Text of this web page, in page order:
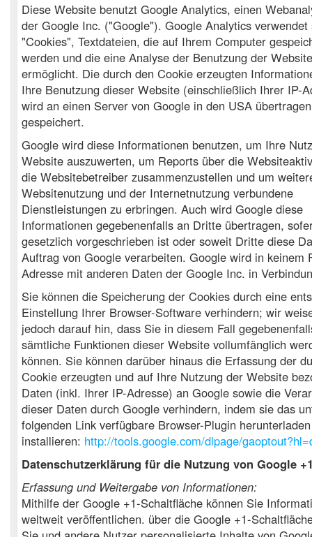
Diese Website benutzt Google Analytics, einen
der Google Inc. ("Google"). Google Analytics verwendet
"Cookies", Textdateien, die auf Ihrem Computer
werden und die eine Analyse der Benutzung der
ermöglicht. Die durch den Cookie erzeugten
Ihre Benutzung dieser Website (einschließlich Ihrer IP-
wird an einen Server von Google in den USA
gespeichert.
Google wird diese Informationen benutzen, um Ihre
Website auszuwerten, um Reports über die
die Websitebetreiber zusammenzustellen und um
Websitenutzung und der Internetnutzung verbundene
Dienstleistungen zu erbringen. Auch wird Google diese
Informationen gegebenenfalls an Dritte übertragen,
gesetzlich vorgeschrieben ist oder soweit Dritte diese
Auftrag von Google verarbeiten. Google wird in keinem
Adresse mit anderen Daten der Google Inc. in
Sie können die Speicherung der Cookies durch eine
Einstellung Ihrer Browser-Software verhindern; wir
jedoch darauf hin, dass Sie in diesem Fall
sämtliche Funktionen dieser Website vollumfänglich
können. Sie können darüber hinaus die Erfassung der
Cookie erzeugten und auf Ihre Nutzung der Website
Daten (inkl. Ihrer IP-Adresse) an Google sowie die
dieser Daten durch Google verhindern, indem sie das
folgenden Link verfügbare Browser-Plugin
installieren: http://tools.google.com/dlpage/
Datenschutzerklärung für die Nutzung von Google
Erfassung und Weitergabe von Informationen:
Mithilfe der Google +1-Schaltfläche können Sie
weltweit veröffentlichen. über die Google +1-